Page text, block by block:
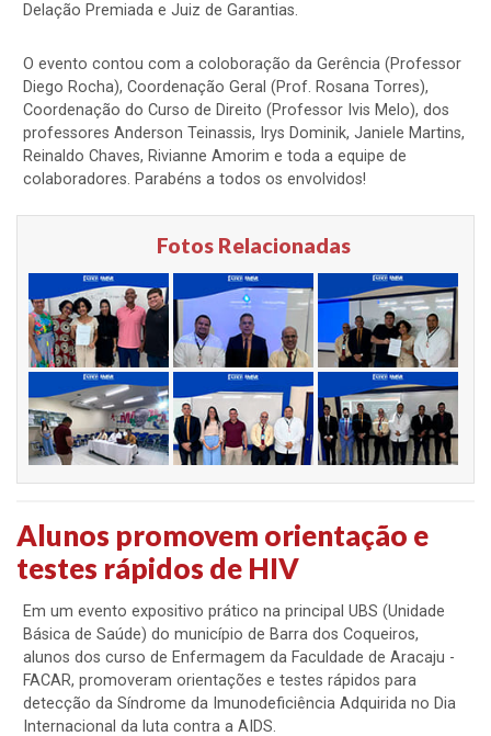
Delação Premiada e Juiz de Garantias.
O evento contou com a coloboração da Gerência (Professor
Diego Rocha), Coordenação Geral (Prof. Rosana Torres),
Coordenação do Curso de Direito (Professor Ivis Melo), dos
professores Anderson Teinassis, Irys Dominik, Janiele Martins,
Reinaldo Chaves, Rivianne Amorim e toda a equipe de
colaboradores. Parabéns a todos os envolvidos!
Fotos Relacionadas
Alunos promovem orientação e
testes rápidos de HIV
Em um evento expositivo prático na principal UBS (Unidade
Básica de Saúde) do município de Barra dos Coqueiros,
alunos dos curso de Enfermagem da Faculdade de Aracaju -
FACAR, promoveram orientações e testes rápidos para
detecção da Síndrome da Imunodeficiência Adquirida no Dia
Internacional da luta contra a AIDS.